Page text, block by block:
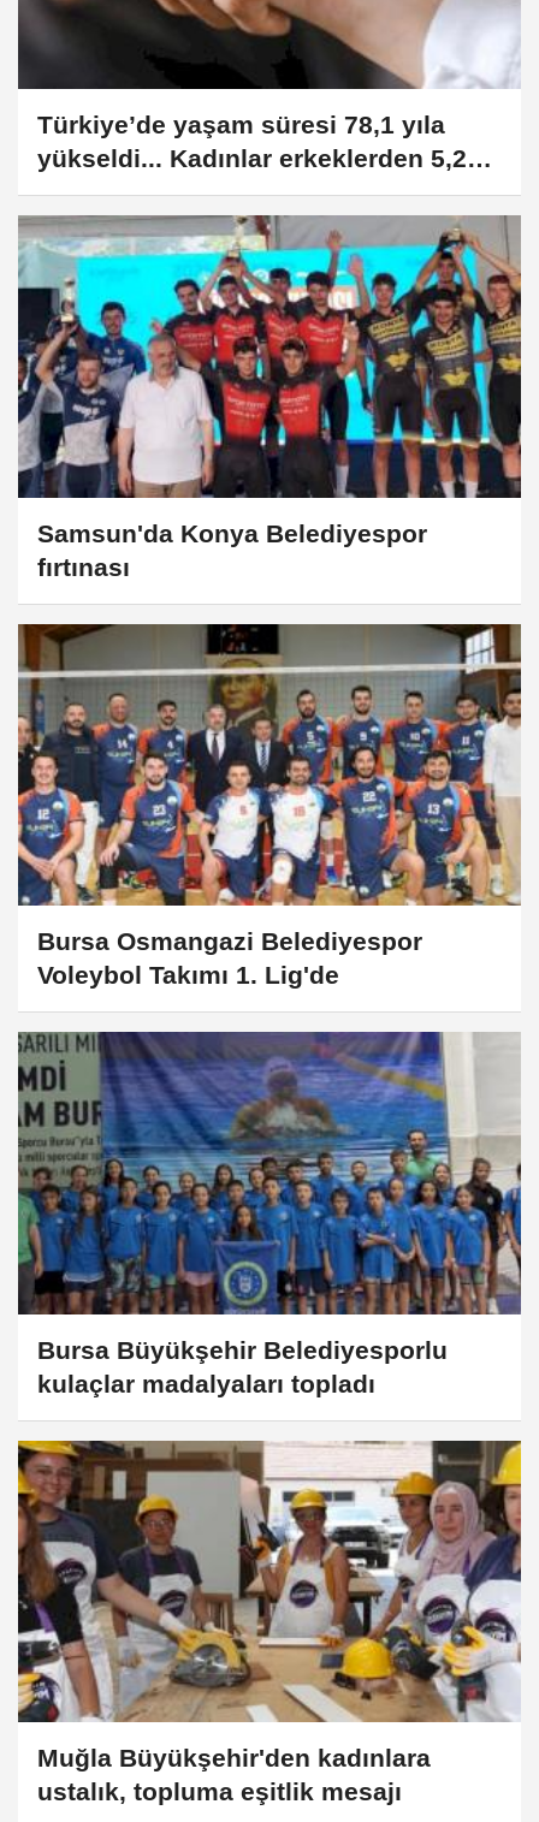
Türkiye’de yaşam süresi 78,1 yıla
yükseldi... Kadınlar erkeklerden 5,2
yıl daha uzun yaşıyor
Samsun'da Konya Belediyespor
fırtınası
Bursa Osmangazi Belediyespor
Voleybol Takımı 1. Lig'de
Bursa Büyükşehir Belediyesporlu
kulaçlar madalyaları topladı
Muğla Büyükşehir'den kadınlara
ustalık, topluma eşitlik mesajı